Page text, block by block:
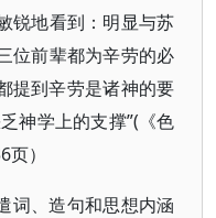
锐地看到：明显与苏
位前辈都为辛劳的必
到辛劳是诸神的要
神学上的支撑”(《色
）
词、造句和思想内涵